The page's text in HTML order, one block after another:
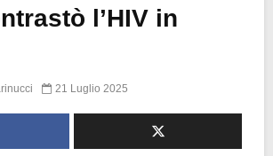
l’HIV in
21 Luglio 2025